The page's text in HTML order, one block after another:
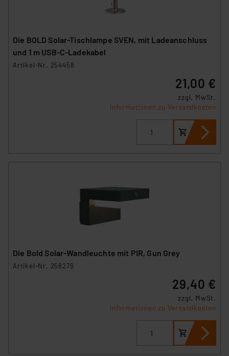
Die BOLD Solar-Tischlampe SVEN, mit Ladeanschluss
und 1 m USB-C-Ladekabel
Artikel-Nr. 254458
21,00 €
zzgl. MwSt.
Informationen zu Versandkosten
Die Bold Solar-Wandleuchte mit PIR, Gun Grey
Artikel-Nr. 258279
29,40 €
zzgl. MwSt.
Informationen zu Versandkosten